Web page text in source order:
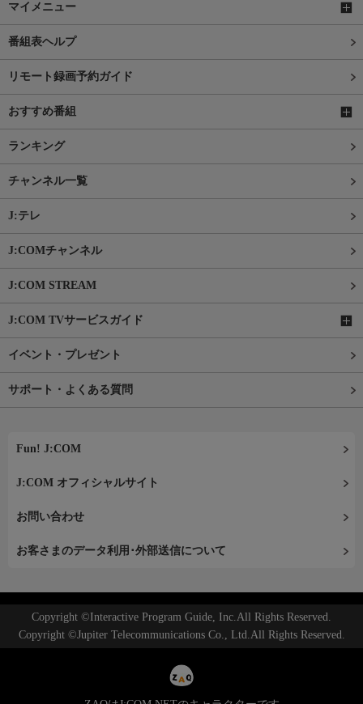
マイメニュー
番組表ヘルプ
リモート録画予約ガイド
おすすめ番組
ランキング
チャンネル一覧
J:テレ
J:COMチャンネル
J:COM STREAM
J:COM TVサービスガイド
イベント・プレゼント
サポート・よくある質問
Fun! J:COM
J:COM オフィシャルサイト
お問い合わせ
お客さまのデータ利用･外部送信について
Copyright ©Interactive Program Guide, Inc.All Rights Reserved.
Copyright ©Jupiter Telecommunications Co., Ltd.All Rights Reserved.